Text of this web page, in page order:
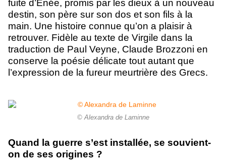
fuite d’Énée, promis par les dieux à un nouveau
destin, son père sur son dos et son fils à la
main. Une histoire connue qu’on a plaisir à
retrouver. Fidèle au texte de Virgile dans la
traduction de Paul Veyne, Claude Brozzoni en
conserve la poésie délicate tout autant que
l’expression de la fureur meurtrière des Grecs.
© Alexandra de Laminne
Quand la guerre s’est installée, se souvient-
on de ses origines ?